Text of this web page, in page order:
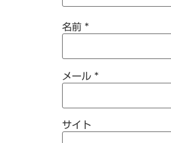
名前 *
メール *
サイト